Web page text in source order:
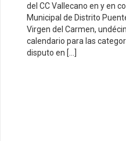
del CC Vallecano en y en
Municipal de Distrito
Virgen del Carmen,
calendario para las
disputo en […]